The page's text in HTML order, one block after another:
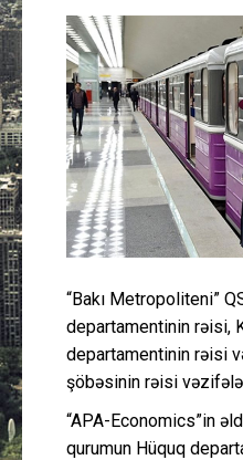
“Bakı Metropoliteni”
departamentinin rəisi,
departamentinin rəisi
şöbəsinin rəisi
“APA-Economics”in
qurumun Hüquq